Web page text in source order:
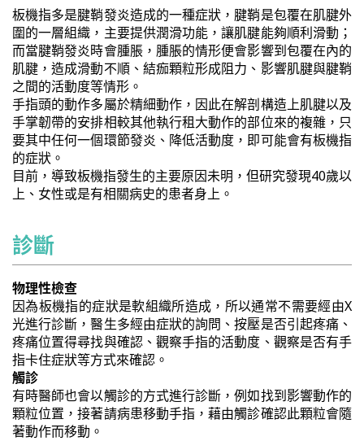
板機指多是腱鞘發炎造成的一種症狀，腱鞘是包覆在肌腱外
圍的一層組織，主要提供潤滑功能，讓肌腱能夠順利滑動；
而當腱鞘發炎時會腫脹，腫脹的情形便會影響到包覆在內的
肌腱，造成滑動不順、結痂顆粒形成阻力、影響肌腱與腱鞘
之間的活動度等情形。
手指頭的動作多屬於精細動作，因此在解剖構造上肌腱以及
手掌韌帶的安排相較其他執行租大動作的部位來的複雜，只
要其中任何一個環節發炎、降低活動度，即可能會有板機指
的症狀。
目前，導致板機指發生的主要原因未明，但研究發現40歲以
上、女性或是有相關病史的患者身上。
診斷
物理性檢查
因為板機指的症狀是軟組織所造成，所以通常不需要經由X
光進行診斷，醫生多經由症狀的詢問、按壓是否引起疼痛、
疼痛位置得尋找與確認、觀察手指的活動度、觀察是否有手
指卡住症狀等方式來確認。
觸診
有時醫師也會以觸診的方式進行診斷，例如找到影響動作的
顆粒位置，接著請病患移動手指，藉由觸診確認此顆粒會隨
著動作而移動。